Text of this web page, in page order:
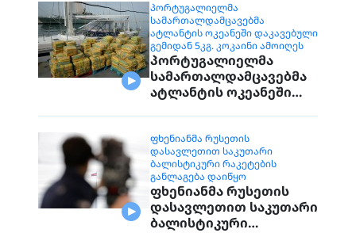
ᲞᲝᲠᲢᲣᲒᲐᲚᲘᲔᲚᲛᲐ
ᲡᲐᲛᲐᲠᲗᲐᲚᲓᲐᲛᲪᲐᲕᲔᲑᲛᲐ
ᲐᲢᲚᲐᲜᲢᲘᲡ ᲝᲙᲔᲐᲜᲔᲨᲘ ᲓᲐᲙᲐᲕᲔᲑᲣᲚᲘ
ᲒᲔᲛᲘᲓᲐᲜ 5ᲙᲒ. ᲙᲝᲙᲐᲘᲜᲘ ᲐᲛᲝᲘᲦᲔᲡ
პორტუგალიელმა
სამართალდამცავებმა
ატლანტის ოკეანეში
ᲤᲮᲔᲜᲘᲐᲜᲛᲐ ᲠᲣᲡᲔᲗᲘᲡ
ᲓᲐᲡᲐᲕᲚᲔᲗᲘᲗ ᲡᲐᲙᲣᲗᲐᲠᲘ
ᲑᲐᲚᲘᲡᲢᲘᲙᲣᲠᲘ ᲠᲐᲙᲔᲢᲔᲑᲘᲡ
ᲒᲐᲜᲚᲐᲒᲔᲑᲐ ᲓᲐᲘᲬᲧᲝ
ფხენიანმა რუსეთის
დასავლეთით საკუთარი
ბალისტიკური